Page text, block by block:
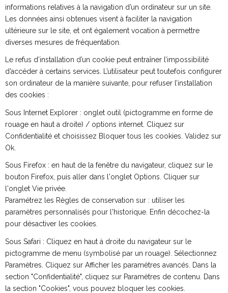
informations relatives à la navigation d’un ordinateur sur un site.
Les données ainsi obtenues visent à faciliter la navigation
ultérieure sur le site, et ont également vocation à permettre
diverses mesures de fréquentation.
Le refus d’installation d’un cookie peut entraîner l’impossibilité
d’accéder à certains services. L’utilisateur peut toutefois configurer
son ordinateur de la manière suivante, pour refuser l’installation
des cookies :
Sous Internet Explorer : onglet outil (pictogramme en forme de
rouage en haut a droite) / options internet. Cliquez sur
Confidentialité et choisissez Bloquer tous les cookies. Validez sur
Ok.
Sous Firefox : en haut de la fenêtre du navigateur, cliquez sur le
bouton Firefox, puis aller dans l'onglet Options. Cliquer sur
l'onglet Vie privée.
Paramétrez les Règles de conservation sur : utiliser les
paramètres personnalisés pour l'historique. Enfin décochez-la
pour désactiver les cookies.
Sous Safari : Cliquez en haut à droite du navigateur sur le
pictogramme de menu (symbolisé par un rouage). Sélectionnez
Paramètres. Cliquez sur Afficher les paramètres avancés. Dans la
section "Confidentialité", cliquez sur Paramètres de contenu. Dans
la section "Cookies", vous pouvez bloquer les cookies.